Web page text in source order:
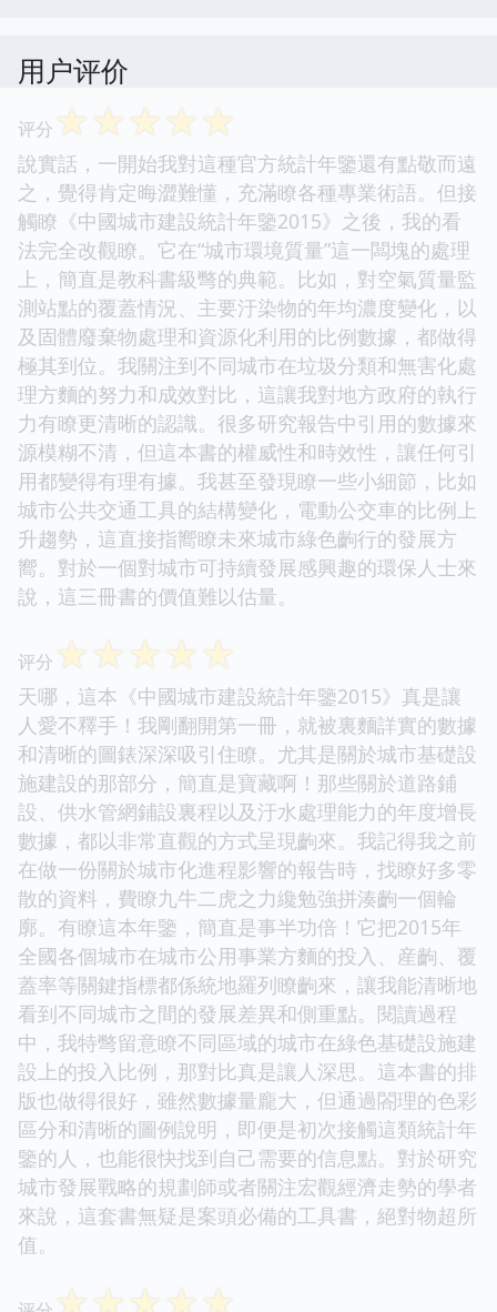
用户评价
评分 ☆☆☆☆☆
說實話，一開始我對這種官方統計年鑒還有點敬而遠
之，覺得肯定晦澀難懂，充滿瞭各種專業術語。但接
觸瞭《中國城市建設統計年鑒2015》之後，我的看
法完全改觀瞭。它在“城市環境質量”這一闆塊的處理
上，簡直是教科書級彆的典範。比如，對空氣質量監
測站點的覆蓋情況、主要汙染物的年均濃度變化，以
及固體廢棄物處理和資源化利用的比例數據，都做得
極其到位。我關注到不同城市在垃圾分類和無害化處
理方麵的努力和成效對比，這讓我對地方政府的執行
力有瞭更清晰的認識。很多研究報告中引用的數據來
源模糊不清，但這本書的權威性和時效性，讓任何引
用都變得有理有據。我甚至發現瞭一些小細節，比如
城市公共交通工具的結構變化，電動公交車的比例上
升趨勢，這直接指嚮瞭未來城市綠色齣行的發展方
嚮。對於一個對城市可持續發展感興趣的環保人士來
說，這三冊書的價值難以估量。
评分 ☆☆☆☆☆
天哪，這本《中國城市建設統計年鑒2015》真是讓
人愛不釋手！我剛翻開第一冊，就被裏麵詳實的數據
和清晰的圖錶深深吸引住瞭。尤其是關於城市基礎設
施建設的那部分，簡直是寶藏啊！那些關於道路鋪
設、供水管網鋪設裏程以及汙水處理能力的年度增長
數據，都以非常直觀的方式呈現齣來。我記得我之前
在做一份關於城市化進程影響的報告時，找瞭好多零
散的資料，費瞭九牛二虎之力纔勉強拼湊齣一個輪
廓。有瞭這本年鑒，簡直是事半功倍！它把2015年
全國各個城市在城市公用事業方麵的投入、産齣、覆
蓋率等關鍵指標都係統地羅列瞭齣來，讓我能清晰地
看到不同城市之間的發展差異和側重點。閱讀過程
中，我特彆留意瞭不同區域的城市在綠色基礎設施建
設上的投入比例，那對比真是讓人深思。這本書的排
版也做得很好，雖然數據量龐大，但通過閤理的色彩
區分和清晰的圖例說明，即便是初次接觸這類統計年
鑒的人，也能很快找到自己需要的信息點。對於研究
城市發展戰略的規劃師或者關注宏觀經濟走勢的學者
來說，這套書無疑是案頭必備的工具書，絕對物超所
值。